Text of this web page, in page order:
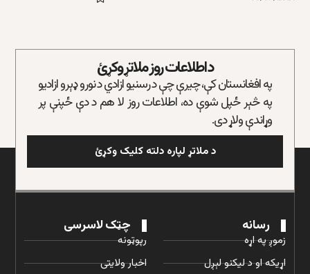
د اطلاعات روز ملاتړ وکړئ
په افغانستان کې، چیرې چې د رسنیو ازادي د نورو ډېرو ازادیو
په څېر ځپل شوې ده، اطلاعات روز لا هم د دې ځپنې پر
وړاندې ولاړ دی.
د ملاتړ لپاره دلته کلیک وکړئ
رسانه
زموږ په اړه
اړیکه او د لیکنو لېږل
چټک لاسرسی
رپوټونه
اخبار ولایتی